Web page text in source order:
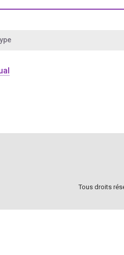
Tous droits